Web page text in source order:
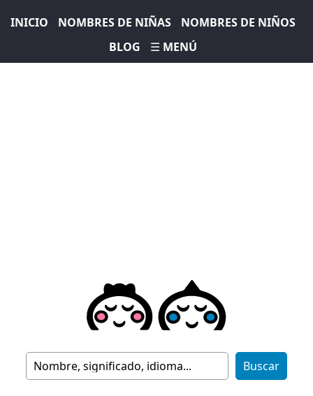
INICIO NOMBRES DE NIÑAS
NOMBRES DE NIÑOS
BLOG
☰ MENÚ